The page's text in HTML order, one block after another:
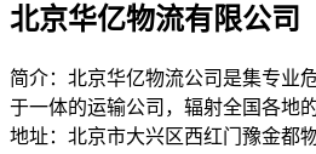
北京华亿物流有限公司
简介：北京华亿物流公司是集专业
于一体的运输公司，辐射全国各地
地址：北京市大兴区西红门豫金都